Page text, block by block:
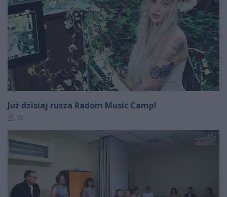
Już dzisiaj rusza Radom Music Camp!
Autor artykułu:
ct